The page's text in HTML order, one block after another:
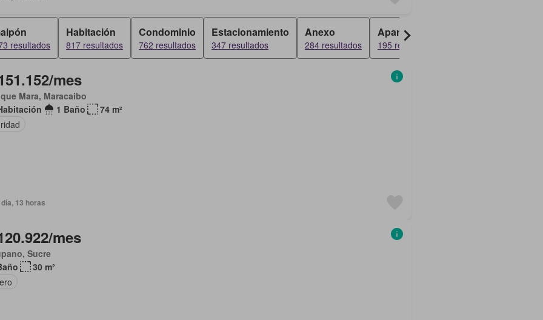
resultados
Habitación
817 resultados
Condominio
762 resultados
Estacionamiento
347 resultados
Anexo
284 resultados
Apartamento
195 resultados
mes
Mara, Maracaibo
1 Baño
74 m²
13 horas
mes
Sucre
30 m²